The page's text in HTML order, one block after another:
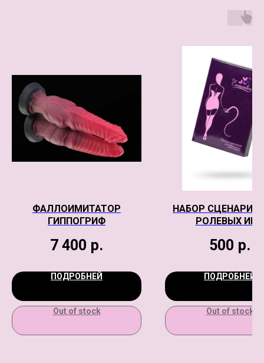
ФАЛЛОИМИТАТОР
ГИППОГРИФ
7 400 р.
ПОДРОБНЕЙ
Out of stock
НАБОР
РОЛЕВЫХ ИГР,
500 р.
ПОДРОБНЕЙ
Out of stock